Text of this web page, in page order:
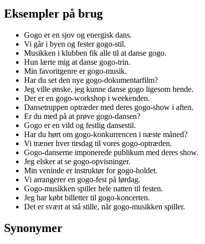
Eksempler på brug
Gogo er en sjov og energisk dans.
Vi går i byen og fester gogo-stil.
Musikken i klubben fik alle til at danse gogo.
Hun lærte mig at danse gogo-trin.
Min favoritgenre er gogo-musik.
Har du set den nye gogo-dokumentarfilm?
Jeg ville ønske, jeg kunne danse gogo ligesom hende.
Der er en gogo-workshop i weekenden.
Dansetruppen optræder med deres gogo-show i aften.
Er du med på at prøve gogo-dansen?
Gogo er en vild og festlig dansestil.
Har du hørt om gogo-konkurrencen i næste måned?
Vi træner hver tirsdag til vores gogo-optræden.
Gogo-danserne imponerede publikum med deres show.
Jeg elsker at se gogo-opvisninger.
Min veninde er instruktør for gogo-holdet.
Vi arrangerer en gogo-fest på lørdag.
Gogo-musikken spiller hele natten til festen.
Jeg har købt billetter til gogo-koncerten.
Det er svært at stå stille, når gogo-musikken spiller.
Synonymer